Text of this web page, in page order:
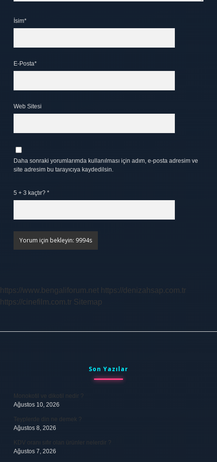
İsim*
E-Posta*
Web Sitesi
Daha sonraki yorumlarımda kullanılması için adım, e-posta adresim ve
site adresim bu tarayıcıya kaydedilsin.
5 + 3 kaçtır? *
https://www.bengaliforum.net https://denizahsap.com.tr
https://cinefilm.com.tr Sitemap
Son Yazılar
Monokotil ve dikotil nedir ?
Ağustos 10, 2026
Teyplerde din ne demek ?
Ağustos 8, 2026
KDV oranı sıfır olan ürünler nelerdir ?
Ağustos 7, 2026